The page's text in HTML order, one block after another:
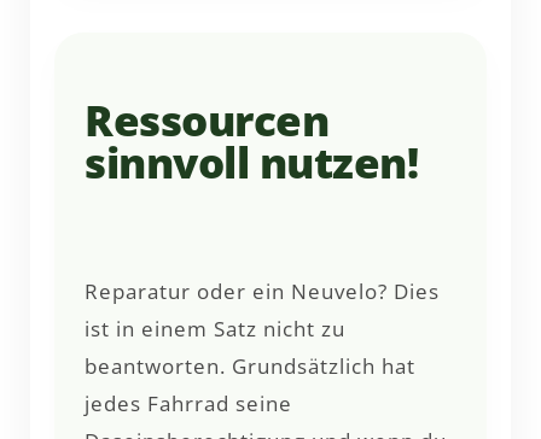
Ressourcen
sinnvoll nutzen!
Reparatur oder ein Neuvelo? Dies
ist in einem Satz nicht zu
beantworten. Grundsätzlich hat
jedes Fahrrad seine